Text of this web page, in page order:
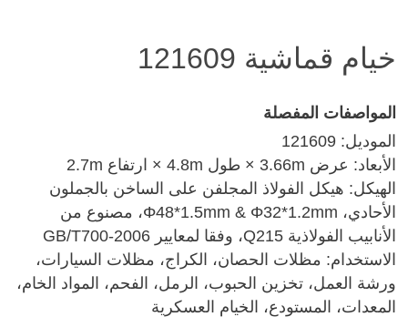
خيام قماشية 121609
المواصفات المفصلة
الموديل: 121609
الأبعاد: عرض 3.66m × طول 4.8m × ارتفاع 2.7m
الهيكل: هيكل الفولاذ المجلفن على الساخن بالجملون
الأحادي، Φ48*1.5mm & Φ32*1.2mm، مصنوع من
الأنابيب الفولاذية Q215، وفقا لمعايير GB/T700-2006
الاستخدام: مظلات الحصان، الكراج، مظلات السيارات،
ورشة العمل، تخزين الحبوب، الرمل، الفحم، المواد الخام،
المعدات، المستودع، الخيام العسكرية